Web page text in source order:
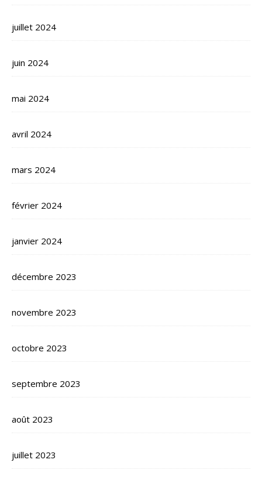
juillet 2024
juin 2024
mai 2024
avril 2024
mars 2024
février 2024
janvier 2024
décembre 2023
novembre 2023
octobre 2023
septembre 2023
août 2023
juillet 2023